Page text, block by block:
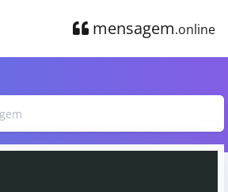
mensagem.online